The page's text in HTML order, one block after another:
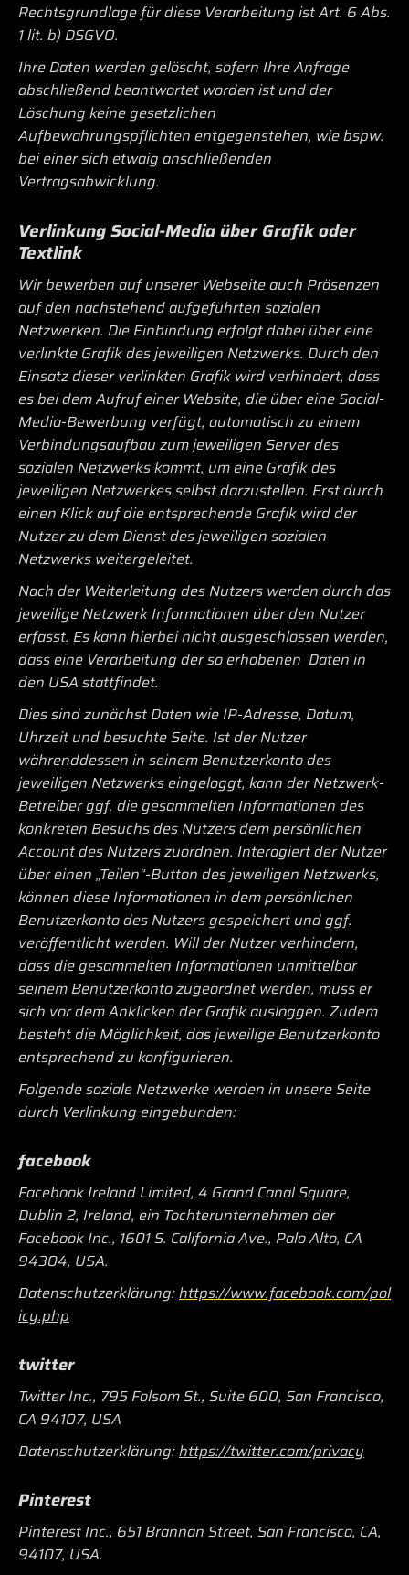
Rechtsgrundlage für diese Verarbeitung ist Art. 6 Abs.
1 lit. b) DSGVO.
Ihre Daten werden gelöscht, sofern Ihre Anfrage
abschließend beantwortet worden ist und der
Löschung keine gesetzlichen
Aufbewahrungspflichten entgegenstehen, wie bspw.
bei einer sich etwaig anschließenden
Vertragsabwicklung.
Verlinkung Social-Media über Grafik oder
Textlink
Wir bewerben auf unserer Webseite auch Präsenzen
auf den nachstehend aufgeführten sozialen
Netzwerken. Die Einbindung erfolgt dabei über eine
verlinkte Grafik des jeweiligen Netzwerks. Durch den
Einsatz dieser verlinkten Grafik wird verhindert, dass
es bei dem Aufruf einer Website, die über eine Social-
Media-Bewerbung verfügt, automatisch zu einem
Verbindungsaufbau zum jeweiligen Server des
sozialen Netzwerks kommt, um eine Grafik des
jeweiligen Netzwerkes selbst darzustellen. Erst durch
einen Klick auf die entsprechende Grafik wird der
Nutzer zu dem Dienst des jeweiligen sozialen
Netzwerks weitergeleitet.
Nach der Weiterleitung des Nutzers werden durch das
jeweilige Netzwerk Informationen über den Nutzer
erfasst. Es kann hierbei nicht ausgeschlossen werden,
dass eine Verarbeitung der so erhobenen Daten in
den USA stattfindet.
Dies sind zunächst Daten wie IP-Adresse, Datum,
Uhrzeit und besuchte Seite. Ist der Nutzer
währenddessen in seinem Benutzerkonto des
jeweiligen Netzwerks eingeloggt, kann der Netzwerk-
Betreiber ggf. die gesammelten Informationen des
konkreten Besuchs des Nutzers dem persönlichen
Account des Nutzers zuordnen. Interagiert der Nutzer
über einen „Teilen“-Button des jeweiligen Netzwerks,
können diese Informationen in dem persönlichen
Benutzerkonto des Nutzers gespeichert und ggf.
veröffentlicht werden. Will der Nutzer verhindern,
dass die gesammelten Informationen unmittelbar
seinem Benutzerkonto zugeordnet werden, muss er
sich vor dem Anklicken der Grafik ausloggen. Zudem
besteht die Möglichkeit, das jeweilige Benutzerkonto
entsprechend zu konfigurieren.
Folgende soziale Netzwerke werden in unsere Seite
durch Verlinkung eingebunden:
facebook
Facebook Ireland Limited, 4 Grand Canal Square,
Dublin 2, Ireland, ein Tochterunternehmen der
Facebook Inc., 1601 S. California Ave., Palo Alto, CA
94304, USA.
Datenschutzerklärung:https://www.facebook.com/pol
icy.php
twitter
Twitter Inc., 795 Folsom St., Suite 600, San Francisco,
CA 94107, USA
Datenschutzerklärung:https://twitter.com/privacy
Pinterest
Pinterest Inc., 651 Brannan Street, San Francisco, CA,
94107, USA.